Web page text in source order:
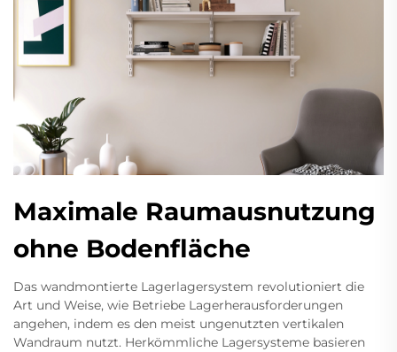
Maximale Raumausnutzung
ohne Bodenfläche
Das wandmontierte Lagerlagersystem revolutioniert die
Art und Weise, wie Betriebe Lagerherausforderungen
angehen, indem es den meist ungenutzten vertikalen
Wandraum nutzt. Herkömmliche Lagersysteme basieren